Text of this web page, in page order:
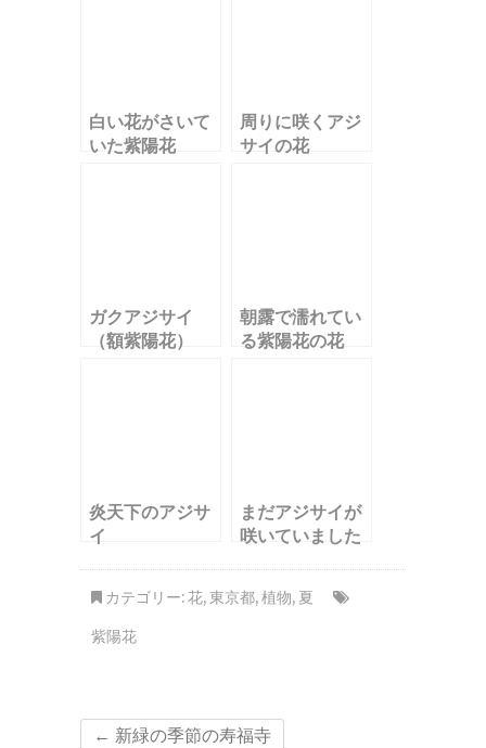
白い花がさいて
いた紫陽花
周りに咲くアジ
サイの花
ガクアジサイ
（額紫陽花）
朝露で濡れてい
る紫陽花の花
炎天下のアジサ
イ
まだアジサイが
咲いていました
カテゴリー:花,東京都,植物, 夏
紫陽花
← 新緑の季節の寿福寺